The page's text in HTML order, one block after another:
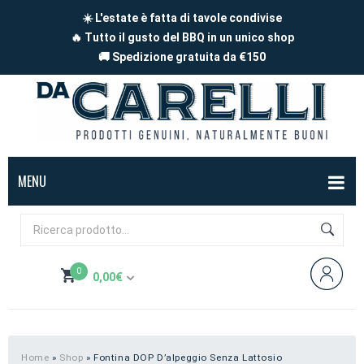
☀️ L'estate è fatta di tavole condivise
🔥 Tutto il gusto del BBQ in un unico shop
🚚 Spedizione gratuita da €150
MENU
BOX
FORMAGGI
Pecora
A pezzi
Carne di maiale
BBQ
0 0,00€
Subtotale: 0,00
Home » Shop »Fontina DOP D’alpeggio Senza Lattosio